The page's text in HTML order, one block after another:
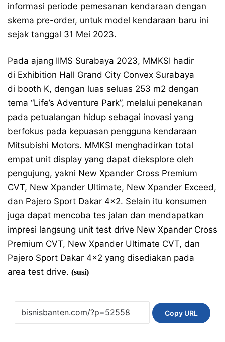
informasi periode pemesanan kendaraan dengan
skema pre-order, untuk model kendaraan baru ini
sejak tanggal 31 Mei 2023.
Pada ajang IIMS Surabaya 2023, MMKSI hadir
di Exhibition Hall Grand City Convex Surabaya
di booth K, dengan luas seluas 253 m2 dengan
tema “Life’s Adventure Park”, melalui penekanan
pada petualangan hidup sebagai inovasi yang
berfokus pada kepuasan pengguna kendaraan
Mitsubishi Motors. MMKSI menghadirkan total
empat unit display yang dapat dieksplore oleh
pengujung, yakni New Xpander Cross Premium
CVT, New Xpander Ultimate, New Xpander Exceed,
dan Pajero Sport Dakar 4×2. Selain itu konsumen
juga dapat mencoba tes jalan dan mendapatkan
impresi langsung unit test drive New Xpander Cross
Premium CVT, New Xpander Ultimate CVT, dan
Pajero Sport Dakar 4×2 yang disediakan pada
area test drive. (susi)
Copy URL